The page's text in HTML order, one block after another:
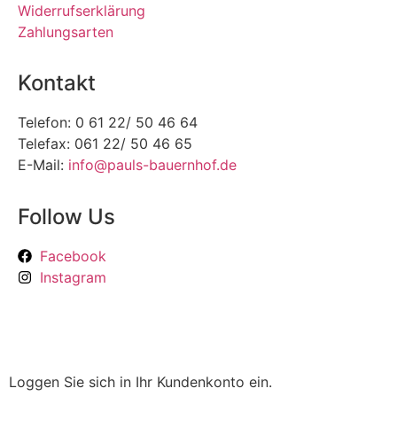
Widerrufserklärung
Zahlungsarten
Kontakt
Telefon: 0 61 22/ 50 46 64
Telefax: 061 22/ 50 46 65
E-Mail: info@pauls-bauernhof.de
Follow Us
Facebook
Instagram
Loggen Sie sich in Ihr Kundenkonto ein.